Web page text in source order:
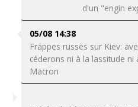
d'un "engin
05/08 14:38
Frappes russes sur Kiev:
céderons ni à la lassitude
Macron